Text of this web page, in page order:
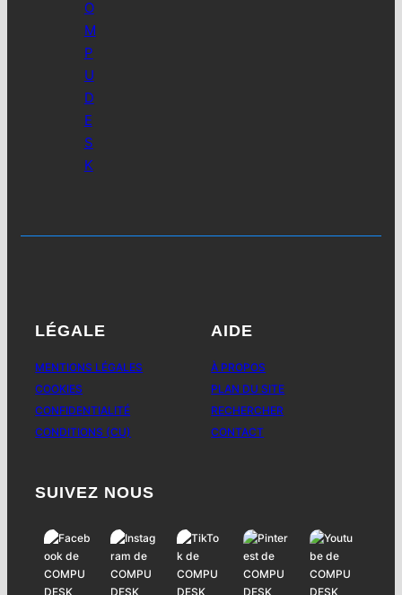
LÉGALE
MENTIONS LÉGALES
COOKIES
CONFIDENTIALITÉ
CONDITIONS (CU)
AIDE
À PROPOS
PLAN DU SITE
RECHERCHER
CONTACT
SUIVEZ NOUS